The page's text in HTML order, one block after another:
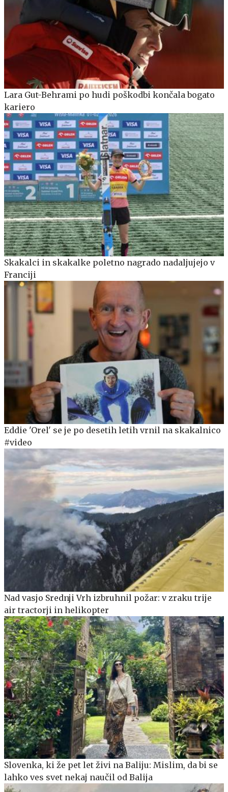
Lara Gut-Behrami po hudi poškodbi končala bogato
kariero
Skakalci in skakalke poletno nagrado nadaljujejo v
Franciji
Eddie 'Orel' se je po desetih letih vrnil na skakalnico
#video
Nad vasjo Srednji Vrh izbruhnil požar: v zraku trije
air tractorji in helikopter
Slovenka, ki že pet let živi na Baliju: Mislim, da bi se
lahko ves svet nekaj naučil od Balija